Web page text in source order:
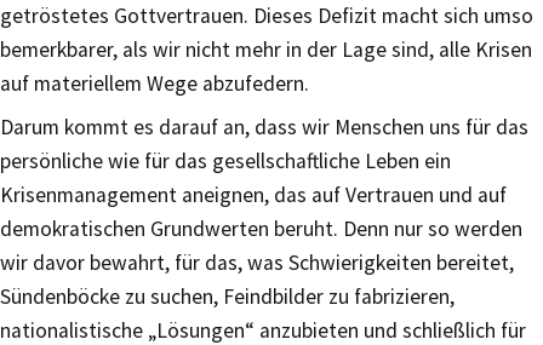
getröstetes Gottvertrauen. Dieses Defizit macht sich umso
bemerkbarer, als wir nicht mehr in der Lage sind, alle Krisen
auf materiellem Wege abzufedern.
Darum kommt es darauf an, dass wir Menschen uns für das
persönliche wie für das gesellschaftliche Leben ein
Krisenmanagement aneignen, das auf Vertrauen und auf
demokratischen Grundwerten beruht. Denn nur so werden
wir davor bewahrt, für das, was Schwierigkeiten bereitet,
Sündenböcke zu suchen, Feindbilder zu fabrizieren,
nationalistische „Lösungen“ anzubieten und schließlich für